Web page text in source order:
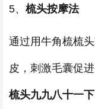
5、 梳头按摩法
通过用牛角梳梳
皮，刺激毛囊促进
梳头九九八十一下